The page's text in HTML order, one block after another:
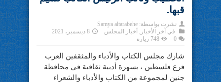
قبها.
نشرت بواسطة: Samya altarabehe
في آخر الأخبار أخبار المجلس
8 ديسمبر، 2021
0
748 زيارة
شارك مجلس الكتاب والأدباء والمثقفين العرب
فرع فلسطين ، بسهرة أدبية ثقافية في محافظة
جنين لمجموعة من الكتاب والأدباء والشعراء